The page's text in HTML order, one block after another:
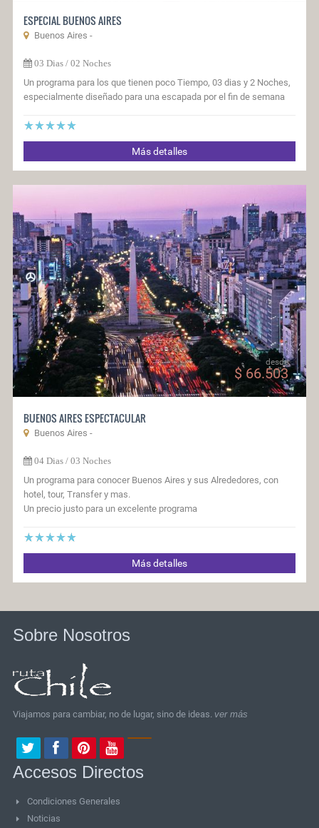
ESPECIAL BUENOS AIRES
Buenos Aires -
03 Dias / 02 Noches
Un programa para los que tienen poco Tiempo, 03 dias y 2 Noches,
especialmente diseñado para una escapada por el fin de semana
Más detalles
BUENOS AIRES ESPECTACULAR
Buenos Aires -
04 Dias / 03 Noches
Un programa para conocer Buenos Aires y sus Alrededores, con
hotel, tour, Transfer y mas.
Un precio justo para un excelente programa
Más detalles
desde
$ 66.503
Sobre Nosotros
Viajamos para cambiar, no de lugar, sino de ideas. ver más
Accesos Directos
Condiciones Generales
Noticias